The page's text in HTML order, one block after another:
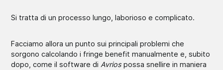
Si tratta di un processo lungo, laborioso e complicato.
Facciamo allora un punto sui principali problemi che
sorgono calcolando i fringe benefit manualmente e, subito
dopo, come il software di Avrios possa snellire in maniera